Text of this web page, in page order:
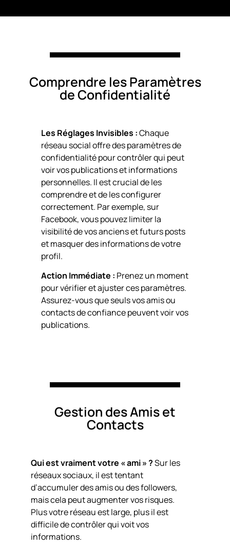
Comprendre les Paramètres
de Confidentialité
Les Réglages Invisibles :Chaque
réseau social offre des paramètres de
confidentialité pour contrôler qui peut
voir vos publications et informations
personnelles. Il est crucial de les
comprendre et de les configurer
correctement. Par exemple, sur
Facebook, vous pouvez limiter la
visibilité de vos anciens et futurs posts
et masquer des informations de votre
profil.
Action Immédiate : Prenez un moment
pour vérifier et ajuster ces paramètres.
Assurez-vous que seuls vos amis ou
contacts de confiance peuvent voir vos
publications.
Gestion des Amis et
Contacts
Qui est vraiment votre « ami » ?Sur les
réseaux sociaux, il est tentant
d’accumuler des amis ou des followers,
mais cela peut augmenter vos risques.
Plus votre réseau est large, plus il est
difficile de contrôler qui voit vos
informations.